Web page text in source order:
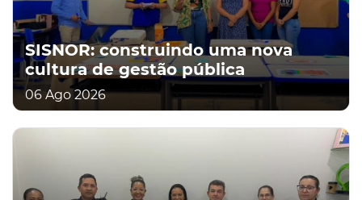
SISNOR: construindo uma nova
cultura de gestão pública
06 Ago 2026